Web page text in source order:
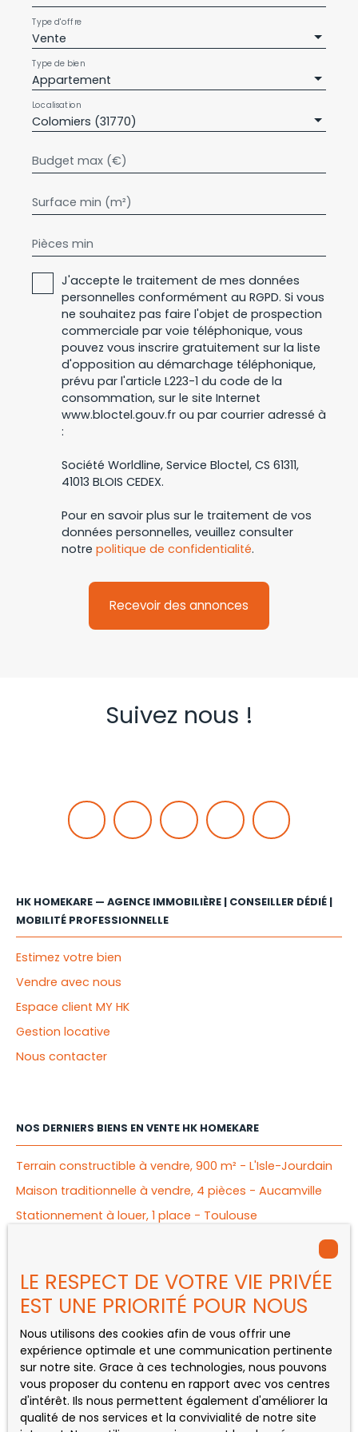
Vente
Type d'offre
Appartement
Type de bien
Colomiers (31770)
Localisation
Budget max (€)
Surface min (m²)
Pièces min
J'accepte le traitement de mes données
personnelles conformément au RGPD. Si vous
ne souhaitez pas faire l'objet de prospection
commerciale par voie téléphonique, vous
pouvez vous inscrire gratuitement sur la liste
d'opposition au démarchage téléphonique,
prévu par l'article L223-1 du code de la
consommation, sur le site Internet
www.bloctel.gouv.fr ou par courrier adressé à
:
Société Worldline, Service Bloctel, CS 61311,
41013 BLOIS CEDEX.
Pour en savoir plus sur le traitement de vos
données personnelles, veuillez consulter
notre politique de confidentialité.
Recevoir des annonces
Suivez nous !
HK HOMEKARE — AGENCE IMMOBILIÈRE | CONSEILLER DÉDIÉ |
MOBILITÉ PROFESSIONNELLE
Estimez votre bien
Vendre avec nous
Espace client MY HK
Gestion locative
Nous contacter
NOS DERNIERS BIENS EN VENTE HK HOMEKARE
Terrain constructible à vendre, 900 m² - L'Isle-Jourdain
Maison traditionnelle à vendre, 4 pièces - Aucamville
Stationnement à louer, 1 place - Toulouse
Maison à vendre, 5 pièces - Saint-Gaudens
INFORMATIONS
Nos honoraires
Mentions légales
LE RESPECT DE VOTRE VIE PRIVÉE
EST UNE PRIORITÉ POUR NOUS
Nous utilisons des cookies afin de vous offrir une
expérience optimale et une communication pertinente
sur notre site. Grace à ces technologies, nous pouvons
vous proposer du contenu en rapport avec vos centres
d'intérêt. Ils nous permettent également d'améliorer la
qualité de nos services et la convivialité de notre site